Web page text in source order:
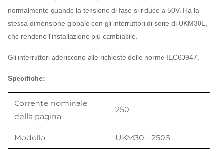
normalmente quando la tensione di fase si riduce a 50V. Ha la
stessa dimensione globale con gli interruttori di serie di UKM30L,
che rendono l'installazione più cambiabile.
Gli interruttori aderiscono alle richieste delle norme IEC60947.
Specifiche:
Corrente nominale
della pagina
250
Modello UKM30L-250S